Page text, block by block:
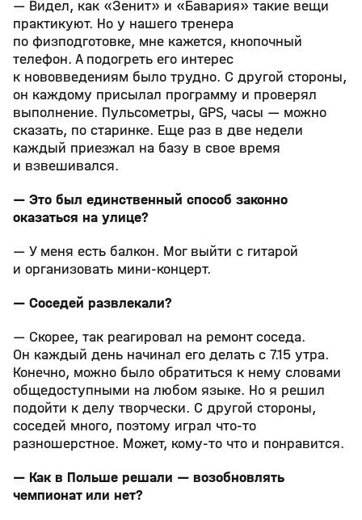
— Видел, как «Зенит» и «Бавария» такие вещи
практикуют. Но у нашего тренера
по физподготовке, мне кажется, кнопочный
телефон. А подогреть его интерес
к нововведениям было трудно. С другой стороны,
он каждому присылал программу и проверял
выполнение. Пульсометры, GPS, часы — можно
сказать, по старинке. Еще раз в две недели
каждый приезжал на базу в свое время
и взвешивался.
— Это был единственный способ законно
оказаться на улице?
— У меня есть балкон. Мог выйти с гитарой
и организовать мини-концерт.
— Соседей развлекали?
— Скорее, так реагировал на ремонт соседа.
Он каждый день начинал его делать с 7.15 утра.
Конечно, можно было обратиться к нему словами
общедоступными на любом языке. Но я решил
подойти к делу творчески. С другой стороны,
соседей много, поэтому играл что-то
разношерстное. Может, кому-то что и понравится.
— Как в Польше решали — возобновлять
чемпионат или нет?